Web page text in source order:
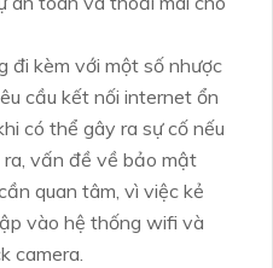
đi kèm với một số nhược
cầu kết nối internet ổn
có thể gây ra sự cố nếu
vấn đề về bảo mật
quan tâm, vì việc kẻ
vào hệ thống wifi và
camera.